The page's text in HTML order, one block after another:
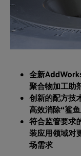
全新
聚合物加工助
创新的配方技
高效消除“鲨
符合监管要求
装应用领域对
场需求